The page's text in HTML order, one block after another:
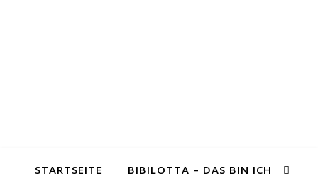
STARTSEITE BIBILOTTA – DAS BIN ICH